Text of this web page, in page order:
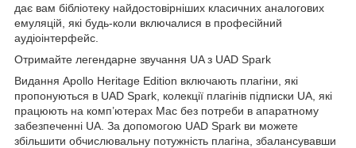
дає вам бібліотеку найдостовірніших класичних аналогових
емуляцій, які будь-коли включалися в професійний
аудіоінтерфейс.
Отримайте легендарне звучання UA з UAD Spark
Видання Apollo Heritage Edition включають плагіни, які
пропонуються в UAD Spark, колекції плагінів підписки UA, які
працюють на комп’ютерах Mac без потреби в апаратному
забезпеченні UA. За допомогою UAD Spark ви можете
збільшити обчислювальну потужність плагіна, збалансувавши